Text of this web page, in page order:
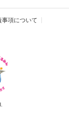
事項について